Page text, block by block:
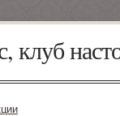
клуб